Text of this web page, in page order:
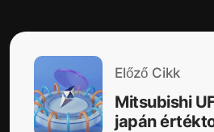
Előző Cikk
Mitsubishi
japán